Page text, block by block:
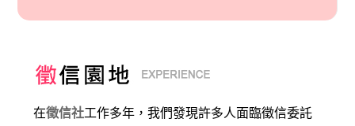
在徵信社工作多年，我們發現許多人面臨徵信委託